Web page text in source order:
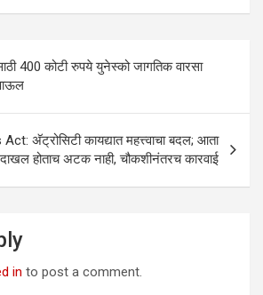
400 कोटी रुपये युनेस्को जागतिक वारसा
अ‍ॅट्रोसिटी कायद्यात महत्त्वाचा बदल; आता
होताच अटक नाही, चौकशीनंतरच कारवाई
in to post a comment.